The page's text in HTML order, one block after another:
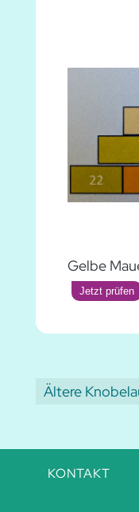
Gelbe
Jetzt prüfen
Ältere
überspringen
KONTAKT